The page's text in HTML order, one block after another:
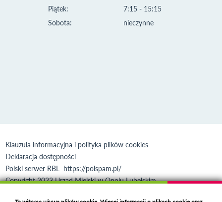
Piątek:
Sobota:
7:15 - 15:15
nieczynne
Klauzula informacyjna i polityka plików cookies
Deklaracja dostępności
Polski serwer RBL https://polspam.pl/
Copyright 2023 Urząd Miejski w Opolu Lubelskim